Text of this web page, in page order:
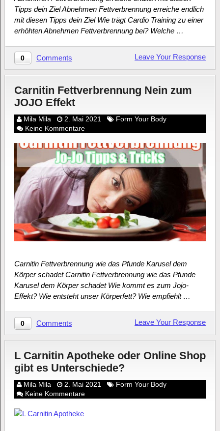
Tipps dein Ziel Abnehmen Fettverbrennung erreiche endlich
mit diesen Tipps dein Ziel Wie trägt Cardio Training zu einer
erhöhten Abnehmen Fettverbrennung bei? Welche …
0 Comments Leave Your Response
Carnitin Fettverbrennung Nein zum
JOJO Effekt
Mila Mila 2. Mai 2021
Form Your Body
Keine Kommentare
Carnitin Fettverbrennung wie das Pfunde Karusel dem
Körper schadet Carnitin Fettverbrennung wie das Pfunde
Karusel dem Körper schadet Wie kommt es zum Jojo-
Effekt? Wie entsteht unser Körperfett? Wie empfiehlt …
0 Comments Leave Your Response
L Carnitin Apotheke oder Online Shop
gibt es Unterschiede?
Mila Mila 2. Mai 2021
Form Your Body
Keine Kommentare